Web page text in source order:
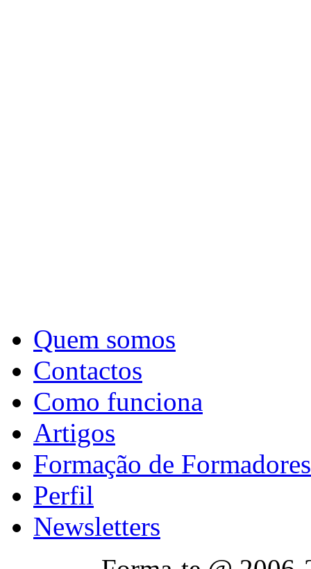
Quem somos
Contactos
Como funciona
Artigos
Formação de Formadores
Perfil
Newsletters